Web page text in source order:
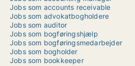
Jobs som accounts receivable
Jobs som advokatbogholdere
Jobs som auditor
Jobs som bogføringshjælp
Jobs som bogføringsmedarbejder
Jobs som bogholder
Jobs som bookkeeper